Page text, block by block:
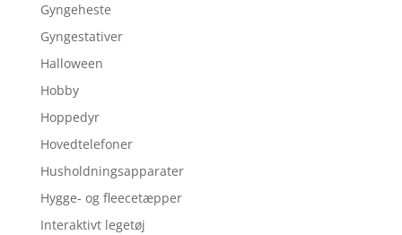
Gyngeheste
Gyngestativer
Halloween
Hobby
Hoppedyr
Hovedtelefoner
Husholdningsapparater
Hygge- og fleecetæpper
Interaktivt legetøj